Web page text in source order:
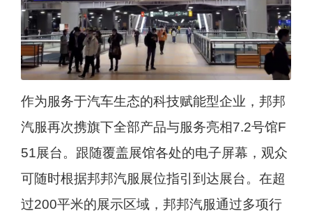
作为服务于汽车生态的科技赋能型企业，邦邦
汽服再次携旗下全部产品与服务亮相7.2号馆F
51展台。跟随覆盖展馆各处的电子屏幕，观众
可随时根据邦邦汽服展位指引到达展台。在超
过200平米的展示区域，邦邦汽服通过多项行